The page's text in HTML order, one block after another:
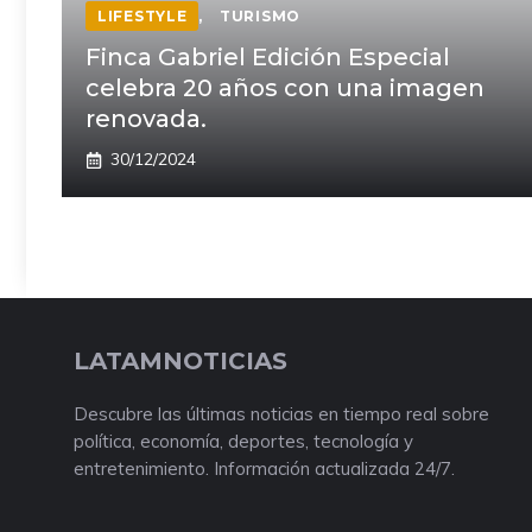
LIFESTYLE , TURISMO
Finca Gabriel Edición Especial
celebra 20 años con una imagen
renovada.
30/12/2024
LATAMNOTICIAS
Descubre las últimas noticias en tiempo real sobre
política, economía, deportes, tecnología y
entretenimiento. Información actualizada 24/7.